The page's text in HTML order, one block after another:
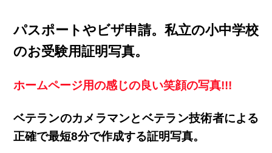
パスポートやビザ申請。私立の小中学校
のお受験用証明写真。
ホームページ用の感じの良い笑顔の写真!!!
ベテランのカメラマンとベテラン技術者による
正確で最短8分で作成する証明写真。